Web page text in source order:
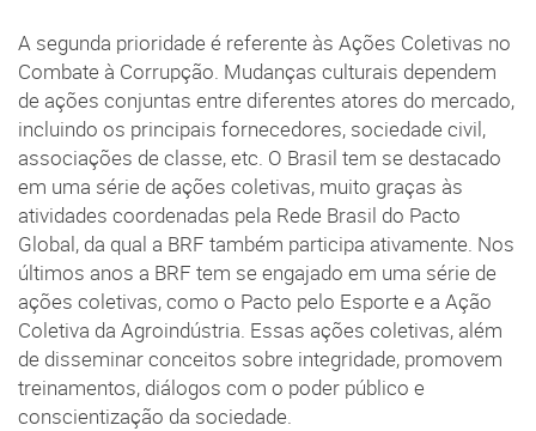
A segunda prioridade é referente às Ações Coletivas no
Combate à Corrupção. Mudanças culturais dependem
de ações conjuntas entre diferentes atores do mercado,
incluindo os principais fornecedores, sociedade civil,
associações de classe, etc. O Brasil tem se destacado
em uma série de ações coletivas, muito graças às
atividades coordenadas pela Rede Brasil do Pacto
Global, da qual a BRF também participa ativamente. Nos
últimos anos a BRF tem se engajado em uma série de
ações coletivas, como o Pacto pelo Esporte e a Ação
Coletiva da Agroindústria. Essas ações coletivas, além
de disseminar conceitos sobre integridade, promovem
treinamentos, diálogos com o poder público e
conscientização da sociedade.